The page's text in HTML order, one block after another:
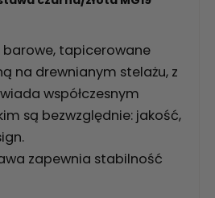
barowe, tapicerowane
na drewnianym stelażu, z
współczesnym
są bezwzględnie: jakość,
zapewnia stabilność